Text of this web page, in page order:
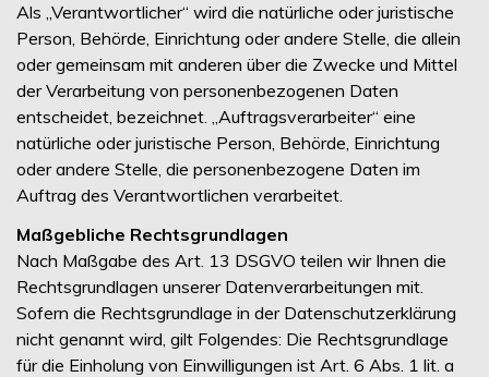
Als „Verantwortlicher“ wird die natürliche oder juristische
Person, Behörde, Einrichtung oder andere Stelle, die allein
oder gemeinsam mit anderen über die Zwecke und Mittel
der Verarbeitung von personenbezogenen Daten
entscheidet, bezeichnet. „Auftragsverarbeiter“ eine
natürliche oder juristische Person, Behörde, Einrichtung
oder andere Stelle, die personenbezogene Daten im
Auftrag des Verantwortlichen verarbeitet.
Maßgebliche Rechtsgrundlagen
Nach Maßgabe des Art. 13 DSGVO teilen wir Ihnen die
Rechtsgrundlagen unserer Datenverarbeitungen mit.
Sofern die Rechtsgrundlage in der Datenschutzerklärung
nicht genannt wird, gilt Folgendes: Die Rechtsgrundlage
für die Einholung von Einwilligungen ist Art. 6 Abs. 1 lit. a